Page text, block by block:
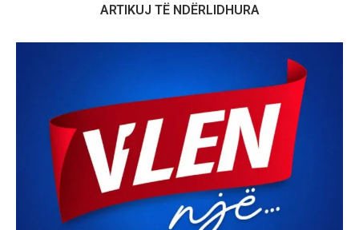
ARTIKUJ TË NDËRLIDHURA